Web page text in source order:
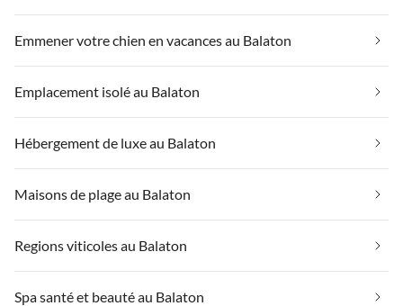
Emmener votre chien en vacances au Balaton
Emplacement isolé au Balaton
Hébergement de luxe au Balaton
Maisons de plage au Balaton
Regions viticoles au Balaton
Spa santé et beauté au Balaton